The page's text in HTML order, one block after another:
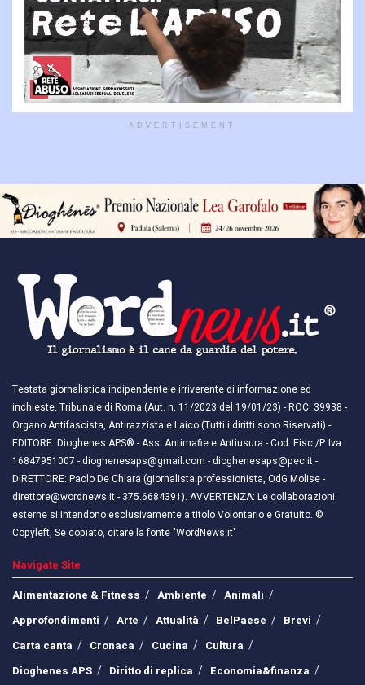
ADVERTISEMENT
Testata giornalistica indipendente e irriverente di informazione ed
inchieste. Tribunale di Roma (Aut. n. 11/2023 del 19/01/23) - ROC: 39938 -
Organo Antifascista, Antirazzista e Laico (Tutti i diritti sono Riservati) -
EDITORE: Dioghenes APS® - Ass. Antimafie e Antiusura - Cod. Fisc./P. Iva:
16847951007 - dioghenesaps@gmail.com - dioghenesaps@pec.it - ​​
DIRETTORE: Paolo De Chiara (giornalista professionista, OdG Molise -
direttore@wordnews.it - ​​375.6684391). AVVERTENZA: Le collaborazioni
esterne si intendono esclusivamente a titolo Volontario e Gratuito. ©
Copyleft, Se copiato, citare la fonte "WordNews.it"
Navigate Site
Alimentazione & Fitness
Ambiente
Animali
Approfondimenti
Arte Attualità BelPaese
Brevi
Carta canta
Cronaca Cucina
Cultura
Dioghenes APS
Diritto di replica
Economia&finanza